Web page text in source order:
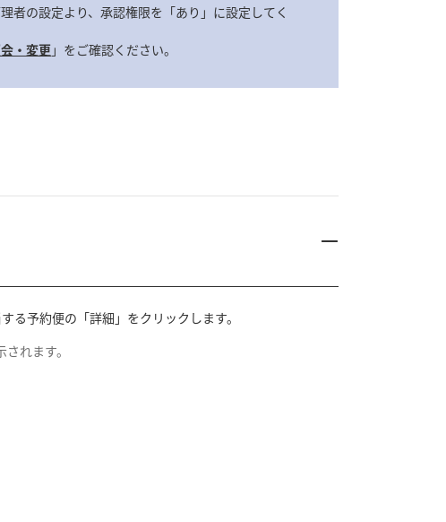
者の設定より、承認権限を「あり」に設定してく
・変更」をご確認ください。
る予約便の「詳細」をクリックします。
れます。